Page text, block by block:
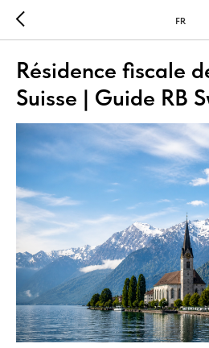
FR
Résidence fiscale
Suisse | Guide RB